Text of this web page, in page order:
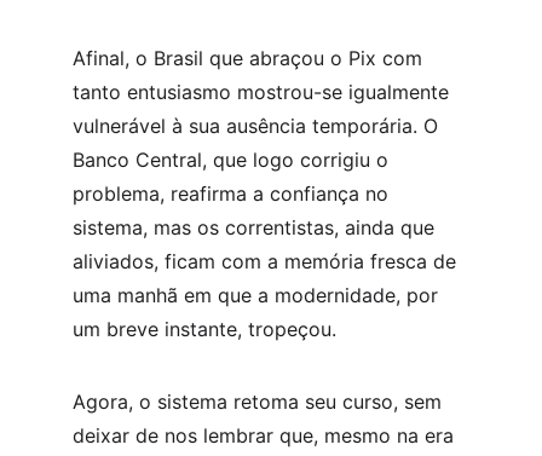
Afinal, o Brasil que abraçou o Pix com
tanto entusiasmo mostrou-se igualmente
vulnerável à sua ausência temporária. O
Banco Central, que logo corrigiu o
problema, reafirma a confiança no
sistema, mas os correntistas, ainda que
aliviados, ficam com a memória fresca de
uma manhã em que a modernidade, por
um breve instante, tropeçou.
Agora, o sistema retoma seu curso, sem
deixar de nos lembrar que, mesmo na era